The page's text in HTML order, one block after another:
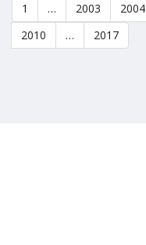
1 … 2003 2004
2010
… 2017